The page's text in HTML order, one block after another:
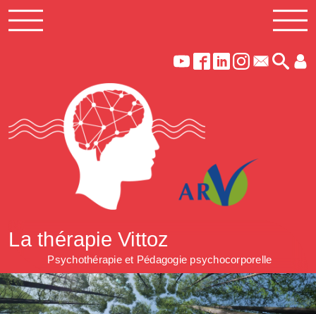
La thérapie Vittoz
Psychothérapie et Pédagogie psychocorporelle